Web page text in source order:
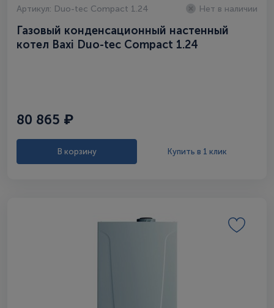
Артикул: Duo-tec Compact 1.24 Нет в наличии
Газовый конденсационный настенный
котел Baxi Duo-tec Compact 1.24
80 865 ₽
В корзину Купить в 1 клик